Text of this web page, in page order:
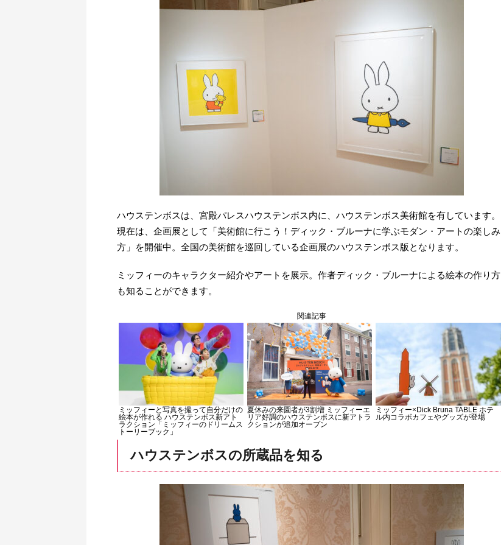
ハウステンボスは、宮殿パレスハウステンボス内に、ハウステンボス美術館を有しています。
現在は、企画展として「美術館に行こう！ディック・ブルーナに学ぶモダン・アートの楽しみ
方」を開催中。全国の美術館を巡回している企画展のハウステンボス版となります。
ミッフィーのキャラクター紹介やアートを展示。作者ディック・ブルーナによる絵本の作り方
も知ることができます。
関連記事
ミッフィーと写真を撮って自分だけの
絵本が作れる ハウステンボス新アト
ラクション「ミッフィーのドリームス
トーリーブック」
夏休みの来園者が3割増 ミッフィーエ
リア好調のハウステンボスに新アトラ
クションが追加オープン
ミッフィー×Dick Bruna TABLE ホテ
ル内コラボカフェやグッズが登場
ハウステンボスの所蔵品を知る